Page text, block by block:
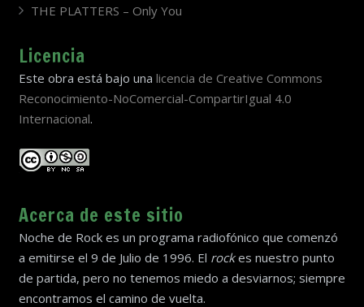
THE PLATTERS – Only You
Licencia
Este obra está bajo una licencia de Creative Commons
Reconocimiento-NoComercial-CompartirIgual 4.0
Internacional.
Acerca de este sitio
Noche de Rock es un programa radiofónico que comenzó
a emitirse el 9 de Julio de 1996. El rockes nuestro punto
de partida, pero no tenemos miedo a desviarnos; siempre
encontramos el camino de vuelta.